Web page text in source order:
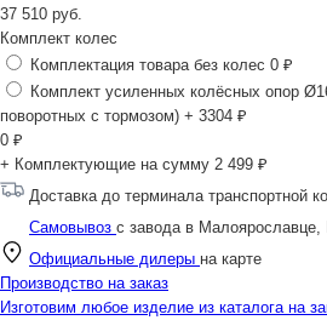
37 510 руб.
Комплект колес
Комплектация товара без колес 0 ₽
Комплект усиленных колёсных опор
поворотных с тормозом) + 3304 ₽
0 ₽
+ Комплектующие на сумму 2 499 ₽
Доставка до терминала транспортной
Самовывоз с завода в Малоярославце,
Официальные дилеры на карте
Производство на заказ
Изготовим любое изделие из каталога на